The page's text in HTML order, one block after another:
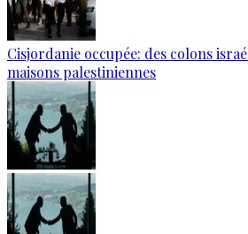
Cisjordanie occupée: des colons
maisons palestiniennes